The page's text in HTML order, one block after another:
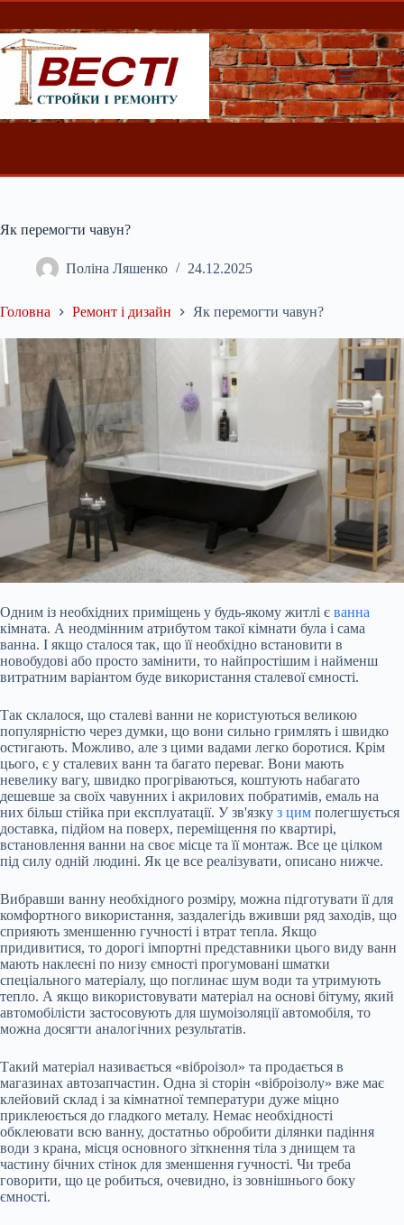
Перейти
вмісту
Як перемогти чавун?
Поліна Ляшенко 24.12.2025
Головна Ремонт і дизайн Як перемогти чавун?
Одним із необхідних приміщень у будь-якому житлі є ванна
кімната. А неодмінним атрибутом такої кімнати була і сама
ванна. І якщо сталося так, що її необхідно встановити в
новобудові або просто замінити, то найпростішим і найменш
витратним варіантом буде використання сталевої ємності.
Так склалося, що сталеві ванни не користуються великою
популярністю через думки, що вони сильно гримлять і швидко
остигають. Можливо, але з цими вадами легко боротися. Крім
цього, є у сталевих ванн та багато переваг. Вони мають
невелику вагу, швидко прогріваються, коштують набагато
дешевше за своїх чавунних і акрилових побратимів, емаль на
них більш стійка при експлуатації. У зв'язку з цим полегшується
доставка, підйом на поверх, переміщення по квартирі,
встановлення ванни на своє місце та її монтаж. Все це цілком
під силу одній людині. Як це все реалізувати, описано нижче.
Вибравши ванну необхідного розміру, можна підготувати її для
комфортного використання, заздалегідь вживши ряд заходів, що
сприяють зменшенню гучності і втрат тепла. Якщо
придивитися, то дорогі імпортні представники цього виду ванн
мають наклеєні по низу ємності прогумовані шматки
спеціального матеріалу, що поглинає шум води та утримують
тепло. А якщо використовувати матеріал на основі бітуму, який
автомобілісти застосовують для шумоізоляції автомобіля, то
можна досягти аналогічних результатів.
Такий матеріал називається «віброізол» та продається в
магазинах автозапчастин. Одна зі сторін «віброізолу» вже має
клейовий склад і за кімнатної температури дуже міцно
приклеюється до гладкого металу. Немає необхідності
обклеювати всю ванну, достатньо обробити ділянки падіння
води з крана, місця основного зіткнення тіла з днищем та
частину бічних стінок для зменшення гучності. Чи треба
говорити, що це робиться, очевидно, із зовнішнього боку
ємності.